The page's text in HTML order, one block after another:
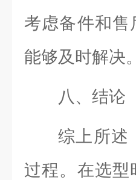
考虑备件和
能够及时解决。
八、结论
综上所述
过程。在选型